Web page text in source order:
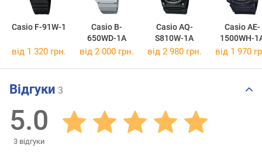
Casio F-91W-1
Casio B-
650WD-1A
Casio AQ-
S810W-1A
Casio AE-
1500WH-
від 1 320 грн. від 2 000 грн. від 2 980 грн. від 1 970
Відгуки 3
5.0
3 відгуки